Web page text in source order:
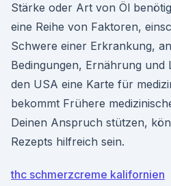
Stärke oder Art von Öl
eine Reihe von Faktoren,
Schwere einer Erkrankung,
Bedingungen, Ernährung und
den USA eine Karte für
bekommt Frühere
Deinen Anspruch stützen,
Rezepts hilfreich sein.
thc schmerzcreme kalifornien